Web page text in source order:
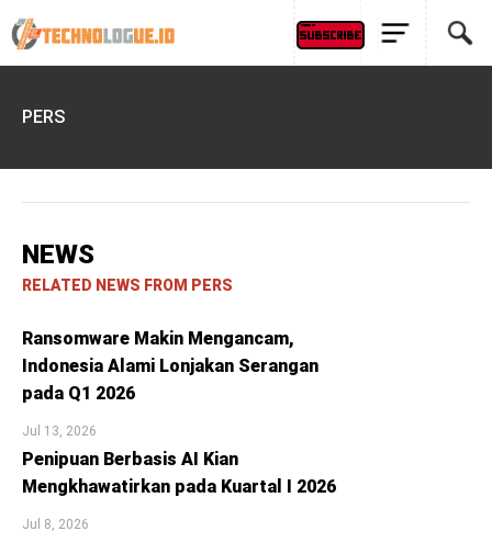
PERS
NEWS
RELATED NEWS FROM PERS
Ransomware Makin Mengancam,
Indonesia Alami Lonjakan Serangan
pada Q1 2026
Jul 13, 2026
Penipuan Berbasis AI Kian
Mengkhawatirkan pada Kuartal I 2026
Jul 8, 2026